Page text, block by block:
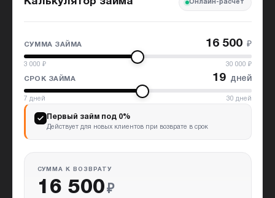
Онлайн-расчёт
СУММА ЗАЙМА 16 500 ₽
3 000 ₽ 30 000 ₽
СРОК ЗАЙМА 19 дней
7 дней 30 дней
Первый займ под 0%
Действует для новых клиентов при возврате в срок
СУММА К ВОЗВРАТУ
16 500 ₽